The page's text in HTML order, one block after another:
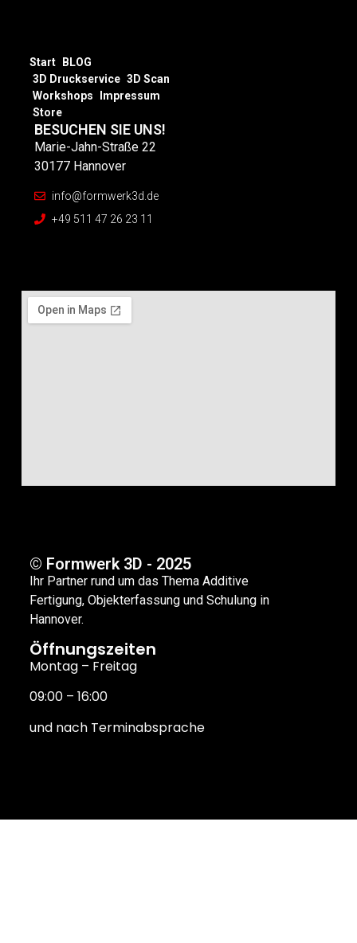
Start
BLOG
3D Druckservice 3D Scan
Workshops
Impressum
Store
BESUCHEN SIE UNS!
Marie-Jahn-Straße 22
30177 Hannover
info@formwerk3d.de
+49 511 47 26 23 11
© Formwerk 3D - 2025
Ihr Partner rund um das Thema Additive
Fertigung, Objekterfassung und Schulung in
Hannover.
Öffnungszeiten
Montag – Freitag
09:00 – 16:00
und nach Terminabsprache